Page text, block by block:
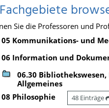
Sie die Professoren und
05 Kommunikations- und
06 Information und
06.30
Allgemeines
08 Philosophie 48 Einträge